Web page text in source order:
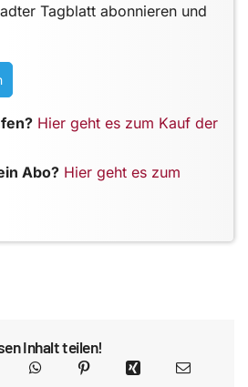
Tagblatt abonnieren und
Hier geht es zum Kauf der
Abo? Hier geht es zum
Inhalt teilen!